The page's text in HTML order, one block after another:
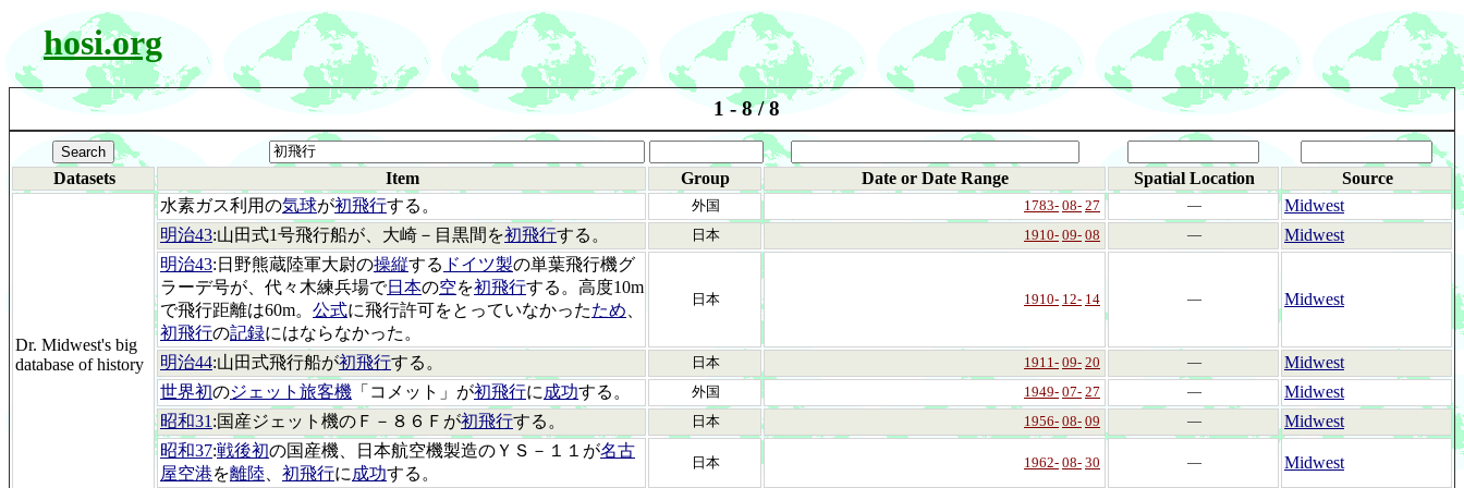
hosi.org
1 - 8 / 8
Datasets Item Group Date or Date Range Spatial Location Source
Dr. Midwest's big
database of history
水素ガス利用の気球が初飛行する。 外国 1783- 08- 27 ―
Midwest
明治43:山田式1号飛行船が、大崎－目黒間を初飛行する。 日本 1910- 09- 08 ―
Midwest
明治43:日野熊蔵陸軍大尉の操縦する ドイツ製の単葉飛行機グ
ラーデ号が、代々木練兵場で日本の空を初飛行する。高度10m
で飛行距離は60m。 公式に飛行許可をとっていなかったため
初飛行の記録にはならなかった。
日本 1910- 12- 14 ― Midwest
明治44:山田式飛行船が初飛行する。 日本 1911- 09- 20 ―
Midwest
世界初のジェット旅客機 「コメット」が初飛行に 成功する。 外国 1949- 07- 27 ―
Midwest
昭和31 :国産ジェット機のＦ－８６Ｆが初飛行する。 日本 1956- 08- 09 ―
Midwest
昭和37:戦後初の国産機、日本航空機製造のＹＳ－１１が名古
屋空港を離陸 初飛行に 成功する。
日本 1962- 08- 30 ― Midwest